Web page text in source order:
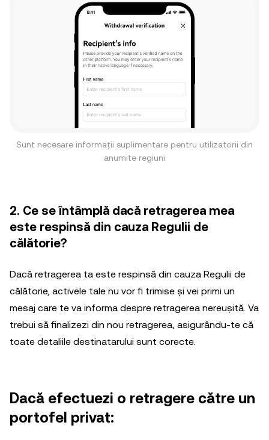
Sunt necesare informații suplimentare pentru utilizatorii din
anumite regiuni
2. Ce se întâmplă dacă retragerea mea
este respinsă din cauza Regulii de
călătorie?
Dacă retragerea ta este respinsă din cauza Regulii de
călătorie, activele tale nu vor fi trimise și vei primi un
mesaj care te va informa despre retragerea nereușită. Va
trebui să finalizezi din nou retragerea, asigurându-te că
toate detaliile destinatarului sunt corecte.
Dacă efectuezi o retragere către un
portofel privat: